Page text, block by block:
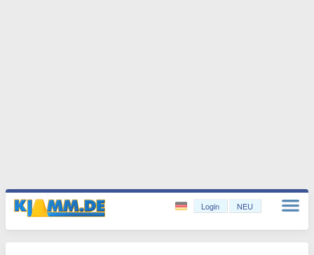
Login NEU